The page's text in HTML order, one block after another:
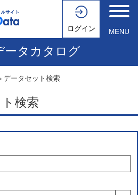
ログイン MENU
ータカタログ
› データセット検索
検索